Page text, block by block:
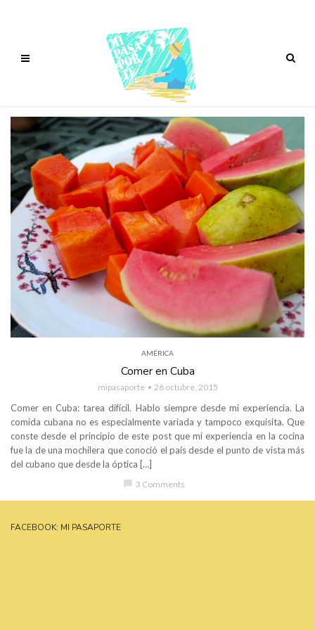
AMÉRICA
Comer en Cuba
mipasaporte 26 octubre, 2015
Comer en Cuba: tarea difícil. Hablo siempre desde mi experiencia. La
comida cubana no es especialmente variada y tampoco exquisita. Que
conste desde el principio de este post que mi experiencia en la cocina
fue la de una mochilera que conoció el país desde el punto de vista más
del cubano que desde la óptica […]
3 Comments
FACEBOOK: MI PASAPORTE